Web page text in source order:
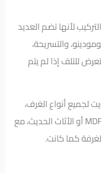
لأنها تضم العديد
والتسريحة،
للتلف إذا لم يتم
لجميع أنواع الغرف،
سواء كانت مصنوعة من الخشب الطبيعي أو MDF أو الأثاث الحديث، مع
كما كانت.